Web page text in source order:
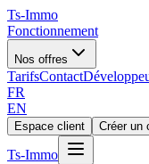
Ts-Immo
Fonctionnement
Nos offres
TarifsContact
FR
EN
Espace client Créer un
Ts-Immo